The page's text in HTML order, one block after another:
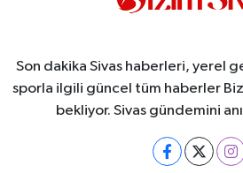
Son dakika Sivas haberleri, yerel
sporla ilgili güncel tüm haberler
bekliyor. Sivas gündemini